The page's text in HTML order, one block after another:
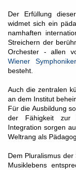
Der Erfüllung
widmet sich ein
namhaften
Streichern der
Orchester - allen
Wiener Symphoniker
besteht.
Auch die zentralen
an dem Institut
Für die Ausbildung
der Fähigkeit zur
Integration sorgen
Weltrang als
Dem Pluralismus
Musiklebens